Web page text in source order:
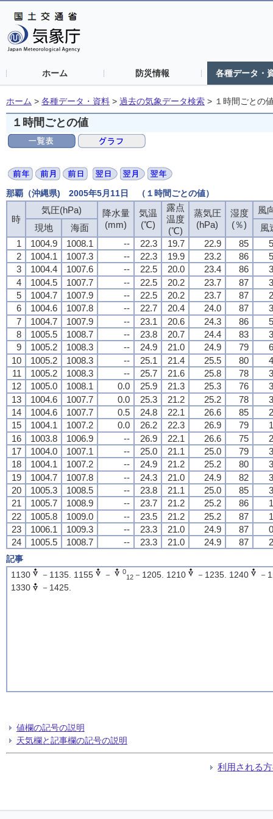
ホーム 防災情報 各種データ・
ホーム > 各種データ・資料 > 過去の気象データ検索 > １時間ごとの
１時間ごとの値
那覇（沖縄県) 2005年5月11日 （１時間ごとの値）
時
気圧(hPa)
降水量
(mm)
気温
(℃)
露点
温度
(℃)
蒸気圧
(hPa)
湿度
(％)
風
現地
海面
風
1
1004.9 1008.1 -- 22.3 19.7 22.9 85
2
1004.1 1007.3 -- 22.3 19.9 23.2 86
3
1004.4 1007.6 -- 22.5 20.0 23.4 86
4
1004.5 1007.7 -- 22.5 20.2 23.7 87
5
1004.7 1007.9 -- 22.5 20.2 23.7 87
6
1004.6 1007.8 -- 22.7 20.4 24.0 87
7
1004.7 1007.9 -- 23.1 20.6 24.3 86
8
1005.5 1008.7 -- 23.8 20.7 24.4 83
9
1005.2 1008.3 -- 24.9 21.0 24.9 79
10
1005.2 1008.3 -- 25.1 21.4 25.5 80
11
1005.2 1008.3 -- 25.7 21.6 25.8 78
12
1005.0 1008.1 0.0 25.9 21.3 25.3 76
13
1004.6 1007.7 0.0 25.3 21.2 25.2 78
14
1004.6 1007.7 0.5 24.8 22.1 26.6 85
15
1004.1 1007.2 0.0 26.2 22.3 26.9 79
16
1003.8 1006.9 -- 26.9 22.1 26.6 75
17
1004.0 1007.1 -- 25.0 21.1 25.0 79
18
1004.1 1007.2 -- 24.9 21.2 25.2 80
19
1004.7 1007.8 -- 24.3 21.0 24.9 82
20
1005.3 1008.5 -- 23.8 21.1 25.0 85
21
1005.7 1008.9 -- 23.7 21.2 25.2 86
22
1005.8 1009.0 -- 23.5 21.2 25.2 87
23
1006.1 1009.3 -- 23.3 21.0 24.9 87
24
1005.5 1008.7 -- 23.3 21.0 24.9 87
記事
1130
－1135. 1155 － 0
12－1205. 1210 －1235. 1240
－
1330
－1425.
値欄の記号の説明
天気欄と記事欄の記号の説明
利用される